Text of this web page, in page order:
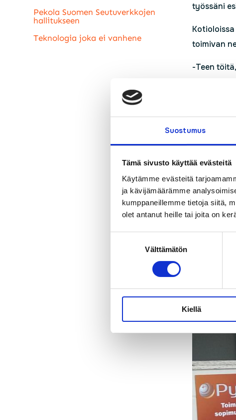
Suostumus
Tämä sivusto käyttää evästeitä
Käytämme evästeitä
ja kävijämäärämme
kumppaneillemme tietoja siitä,
olet antanut heille tai joita on
Välttämätön
Kiellä
Pekola Suomen Seutuverkkojen
hallitukseen
Teknologia joka ei vanhene
työssäni
toimivan
-Teen
-
vain
nettiä